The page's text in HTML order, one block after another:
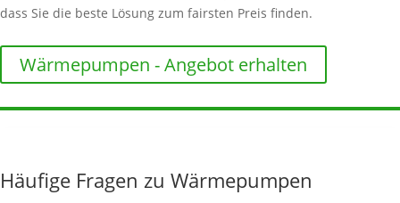
dass Sie die beste Lösung zum fairsten Preis finden.
Wärmepumpen - Angebot erhalten
Häufige Fragen zu Wärmepumpen